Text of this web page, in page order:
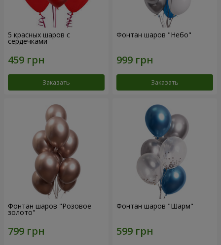
5 красных шаров с
сердечками
Заказать
Фонтан шаров "Небо"
Заказать
Фонтан шаров "Розовое
золото"
Фонтан шаров "Шарм"